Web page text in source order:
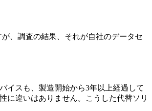
、調査の結果、それが自社のデータセ
イスも、製造開始から3年以上経過して
に違いはありません。こうした代替ソリ